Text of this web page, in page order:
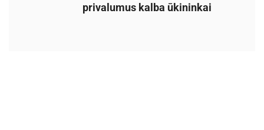
privalumus kalba ūkininkai